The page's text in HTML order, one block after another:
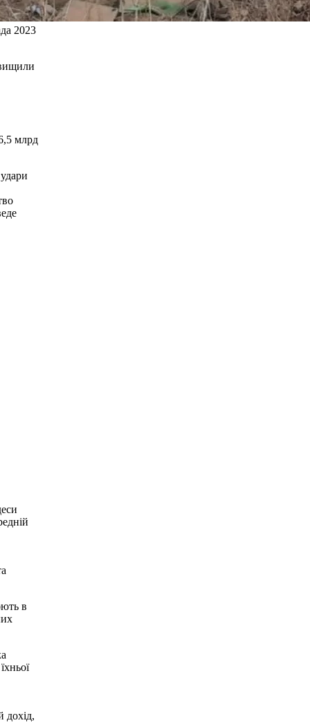
2023
млрд
в
дохід,